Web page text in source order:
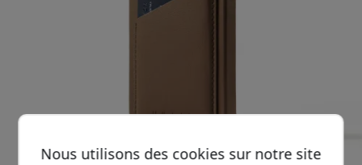
Nous utilisons des cookies sur notre site